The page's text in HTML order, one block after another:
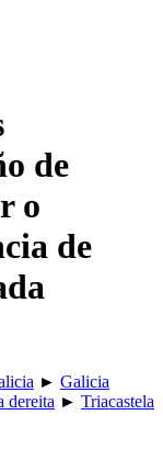
de
o
de
► Galicia
dereita ► Triacastela